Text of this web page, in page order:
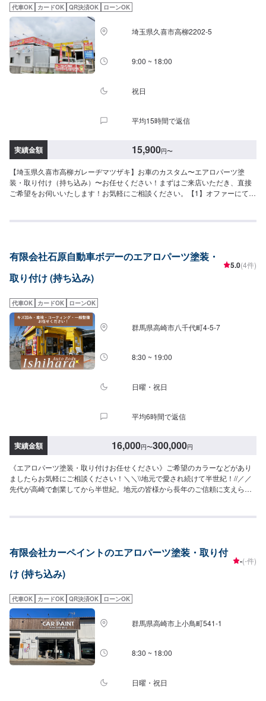
お困りの際はお気軽にご相談ください！
代車OK カードOK QR決済OK ローンOK
埼玉県久喜市高柳2202-5
9:00 ~ 18:00
祝日
平均15時間で返信
実績金額 15,900円〜
【埼玉県久喜市高柳ガレーヂマツザキ】お車のカスタム〜エアロパーツ塗
装・取り付け（持ち込み）〜お任せください！まずはご来店いただき、直接
ご希望をお伺いいたします！お気軽にご相談ください。【1】オファーにてお
販売も可能です！ご希望の方はパーツ詳細やお車の情報をオファーにてお送
ご負担いただいております。<定休日・営業時間>定休日：なし営業時間：
9:00~18:00クレジット・QR決済などをご希望の方は事前にお申し付けくださ
い。
有限会社石原自動車ボデーのエアロパーツ塗装・
取り付け (持ち込み)
5.0(4件)
代車OK カードOK ローンOK
群馬県高崎市八千代町4-5-7
8:30 ~ 19:00
日曜・祝日
平均6時間で返信
実績金額 16,000円〜300,000円
《エアロパーツ塗装・取り付けお任せください》ご希望のカラーなどがあり
ましたらお気軽にご相談ください！＼＼\\地元で愛され続けて半世紀！//／／
先代が高崎で創業してから半世紀。地元の皆様から長年のご信頼に支えられ
しい）などなど…お車のお困りごとについては何でもご相談ください。お困
までいくつかのプランをご提示の上、お客様にご納得いただけるプランで作
業を進めて参ります。常連さんから初めての方まで、ご来店を心からお待ち
しております。--------------------------------------------------【1】オファーにてお問
仕上がり次第納車《パーツの持ち込み》☑新品・中古パーツの持ち込みOK！
オファーの際、使用されるパーツのお写真や詳細などをお送りください。
《代車について》お車をお預かりしている間、ご入用のお客様には代車を無
料でご用意しております。詳しくはお気軽にお問い合わせください。※ガソリ
ン代はお客様にご負担いただきます。【定休日・営業時間】定休日：第二水
曜日営業時間：8:30~19:00
有限会社カーペイントのエアロパーツ塗装・取り付
け (持ち込み)
-(-件)
代車OK カードOK QR決済OK ローンOK
群馬県高崎市上小鳥町541-1
8:30 ~ 18:00
日曜・祝日